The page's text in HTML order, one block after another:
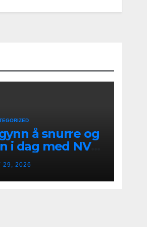
å snurre og
i dag med NV
i Norge
29, 2026